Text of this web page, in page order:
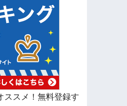
ススメ！無料登録す